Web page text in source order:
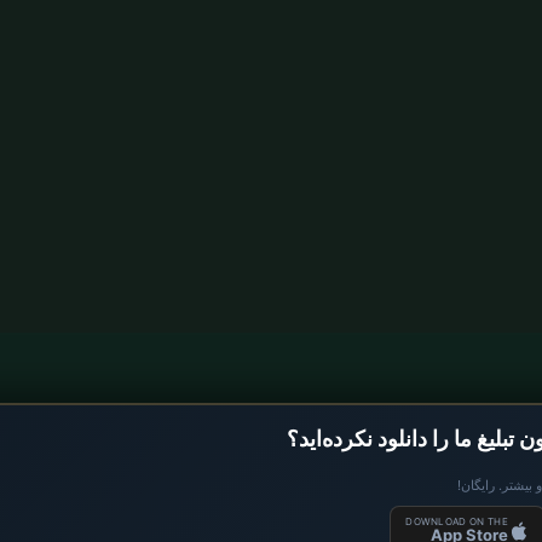
تبلیغ ما را دانلود نکرده‌اید؟
بیشتر. رایگان!
DOWNLOAD ON THE
App Store